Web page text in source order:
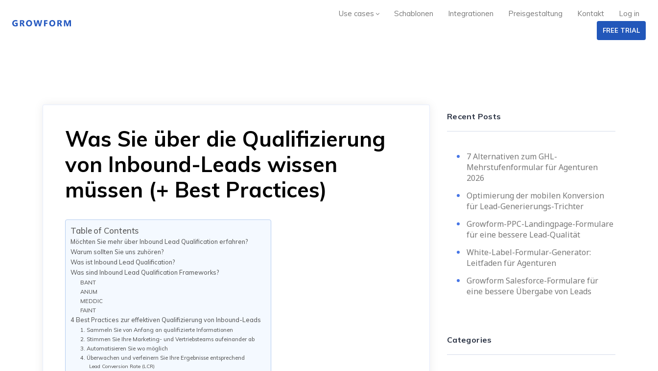
Use cases Schablonen Integrationen Preisgestaltung Kontakt Log in
FREE TRIAL
Was Sie über die Qualifizierung
von Inbound-Leads wissen
müssen (+ Best Practices)
Table of Contents
Möchten Sie mehr über Inbound Lead Qualification erfahren?
Warum sollten Sie uns zuhören?
Was ist Inbound Lead Qualification?
Was sind Inbound Lead Qualification Frameworks?
BANT
ANUM
MEDDIC
FAINT
4 Best Practices zur effektiven Qualifizierung von Inbound-Leads
1. Sammeln Sie von Anfang an qualifizierte Informationen
2. Stimmen Sie Ihre Marketing- und Vertriebsteams aufeinander ab
3. Automatisieren Sie wo möglich
4. Überwachen und verfeinern Sie Ihre Ergebnisse entsprechend
Lead Conversion Rate (LCR)
Recent Posts
7 Alternativen zum GHL-
Mehrstufenformular für Agenturen
2026
Optimierung der mobilen Konversion
für Lead-Generierungs-Trichter
Growform-PPC-Landingpage-Formulare
für eine bessere Lead-Qualität
White-Label-Formular-Generator:
Leitfaden für Agenturen
Growform Salesforce-Formulare für
eine bessere Übergabe von Leads
Categories